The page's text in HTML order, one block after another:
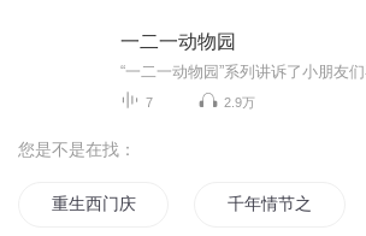
一二一动物园
7 2.9万
您是不是在找：
重生西门庆 千年情节之三生三